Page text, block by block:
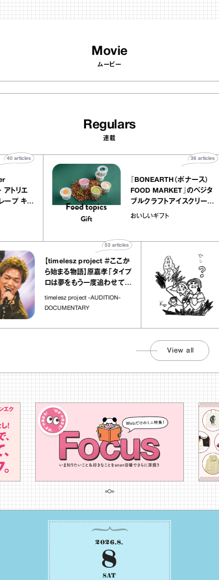
Movie
ムービー
Regulars
連載
atelier
アリー アトリエ
ミルクレープ キャ
40
『BONEARTH（ボナ
FOOD MARKET』の
ブルクラフトアイスク
｜真野知子の「おい
おいしいギフト
36
【timelesz project ＃ここか
ら始まる物語】原嘉孝「タイプ
ロは夢をもう一度追わせてく
れた場所」
timelesz project -AUDITION-
DOCUMENTARY
articles
View all
2026.8.
8
SAT